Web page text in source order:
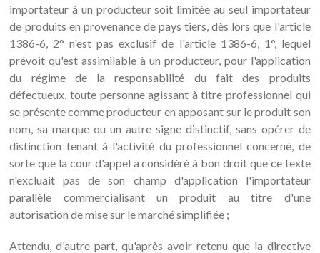
importateur à un producteur soit limitée au seul importateur
de produits en provenance de pays tiers, dès lors que l'article
1386-6, 2° n'est pas exclusif de l'article 1386-6, 1°, lequel
prévoit qu'est assimilable à un producteur, pour l'application
du régime de la responsabilité du fait des produits
défectueux, toute personne agissant à titre professionnel qui
se présente comme producteur en apposant sur le produit son
nom, sa marque ou un autre signe distinctif, sans opérer de
distinction tenant à l'activité du professionnel concerné, de
sorte que la cour d'appel a considéré à bon droit que ce texte
n'excluait pas de son champ d'application l'importateur
parallèle commercialisant un produit au titre d'une
autorisation de mise sur le marché simplifiée ;
Attendu, d'autre part, qu'après avoir retenu que la directive